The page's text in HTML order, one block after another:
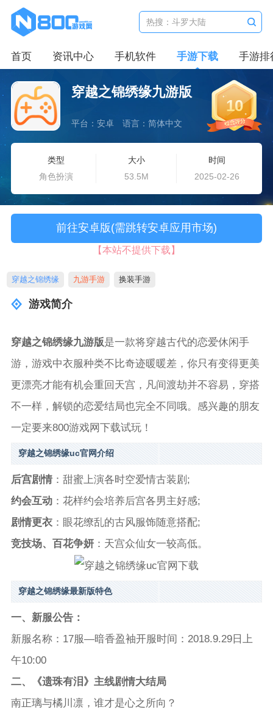
首页 资讯中心 手机软件 手游下载 手游排
穿越之锦绣缘九游版
平台：安卓 语言：简体中文
10
类型
角色扮演
大小
53.5M
时间
2025-02-26
前往安卓版(需跳转安卓应用市场)
【本站不提供下载】
穿越之锦绣缘 九游手游 换装手游
游戏简介
穿越之锦绣缘九游版是一款将穿越古代的恋爱休闲手
游，游戏中衣服种类不比奇迹暖暖差，你只有变得更美
更漂亮才能有机会重回天宫，凡间渡劫并不容易，穿搭
不一样，解锁的恋爱结局也完全不同哦。感兴趣的朋友
一定要来800游戏网下载试玩！
穿越之锦绣缘uc官网介绍
后宫剧情：甜蜜上演各时空爱情古装剧;
约会互动：花样约会培养后宫各男主好感;
剧情更衣：眼花缭乱的古风服饰随意搭配;
竞技场、百花争妍：天宫众仙女一较高低。
穿越之锦绣缘最新版特色
一、新服公告：
新服名称：17服—暗香盈袖开服时间：2018.9.29日上
午10:00
二、《遗珠有泪》主线剧情大结局
南正璃与橘川凛，谁才是心之所向？